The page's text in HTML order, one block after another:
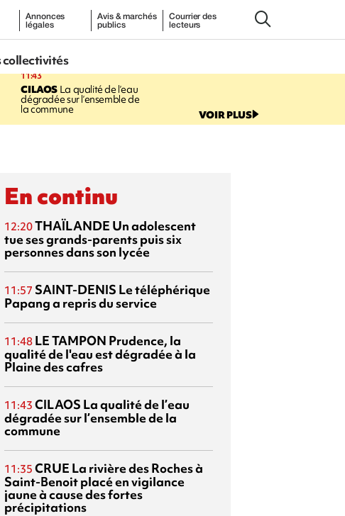
Annonces
légales
Avis & marchés
publics
Courrier des
lecteurs
collectivités
11:43
CILAOS La qualité de l’eau
dégradée sur l’ensemble de
la commune VOIR PLUS
En continu
12:20THAÏLANDE Un adolescent
tue ses grands-parents puis six
personnes dans son lycée
11:57 SAINT-DENIS Le téléphérique
Papang a repris du service
11:48 LE TAMPON Prudence, la
qualité de l'eau est dégradée à la
Plaine des cafres
11:43 CILAOS La qualité de l’eau
dégradée sur l’ensemble de la
commune
11:35 CRUE La rivière des Roches à
Saint-Benoit placé en vigilance
jaune à cause des fortes
précipitations